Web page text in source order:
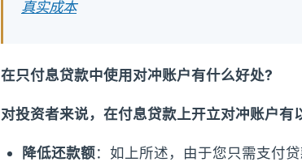
真实成本
在只付息贷款中使用对冲账户有什么好处?
对投资者来说，在付息贷款上开立对冲账户有
降低还款额：如上所述，由于您只需支付